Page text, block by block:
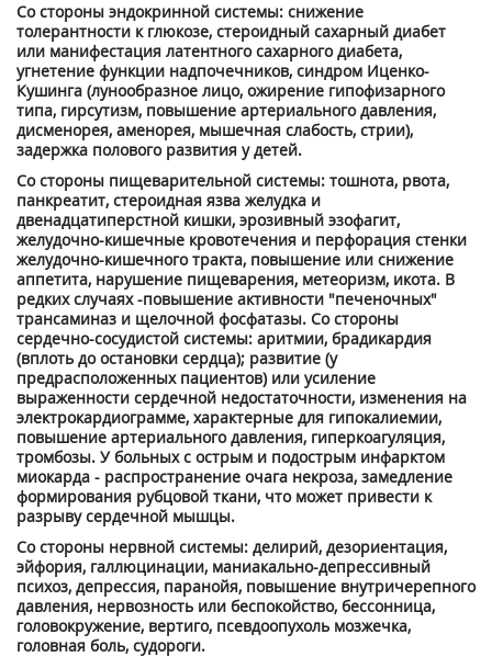
Со стороны эндокринной системы: снижение
толерантности к глюкозе, стероидный сахарный диабет
или манифестация латентного сахарного диабета,
угнетение функции надпочечников, синдром Иценко-
Кушинга (лунообразное лицо, ожирение гипофизарного
типа, гирсутизм, повышение артериального давления,
дисменорея, аменорея, мышечная слабость, стрии),
задержка полового развития у детей.
Со стороны пищеварительной системы: тошнота, рвота,
панкреатит, стероидная язва желудка и
двенадцатиперстной кишки, эрозивный эзофагит,
желудочно-кишечные кровотечения и перфорация стенки
желудочно-кишечного тракта, повышение или снижение
аппетита, нарушение пищеварения, метеоризм, икота. В
редких случаях -повышение активности "печеночных"
трансаминаз и щелочной фосфатазы. Со стороны
сердечно-сосудистой системы: аритмии, брадикардия
(вплоть до остановки сердца); развитие (у
предрасположенных пациентов) или усиление
выраженности сердечной недостаточности, изменения на
электрокардиограмме, характерные для гипокалиемии,
повышение артериального давления, гиперкоагуляция,
тромбозы. У больных с острым и подострым инфарктом
миокарда - распространение очага некроза, замедление
формирования рубцовой ткани, что может привести к
разрыву сердечной мышцы.
Со стороны нервной системы: делирий, дезориентация,
эйфория, галлюцинации, маниакально-депрессивный
психоз, депрессия, паранойя, повышение внутричерепного
давления, нервозность или беспокойство, бессонница,
головокружение, вертиго, псевдоопухоль мозжечка,
головная боль, судороги.